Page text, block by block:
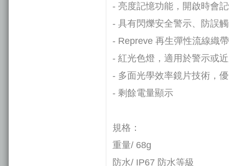
- 亮度記憶功能，開啟時會
- 具有閃爍安全警示、防誤
- Repreve 再生彈性流線織
- 紅光色燈，適用於警示或
- 多面光學效率鏡片技術，
- 剩餘電量顯示
規格：
重量/ 68g
防水/ IP67 防水等級